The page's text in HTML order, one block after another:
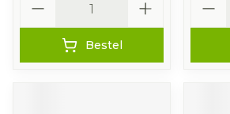
Bestel